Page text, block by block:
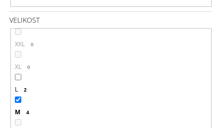
VELIKOST
XXL 0
XL 0
L 2
M 4